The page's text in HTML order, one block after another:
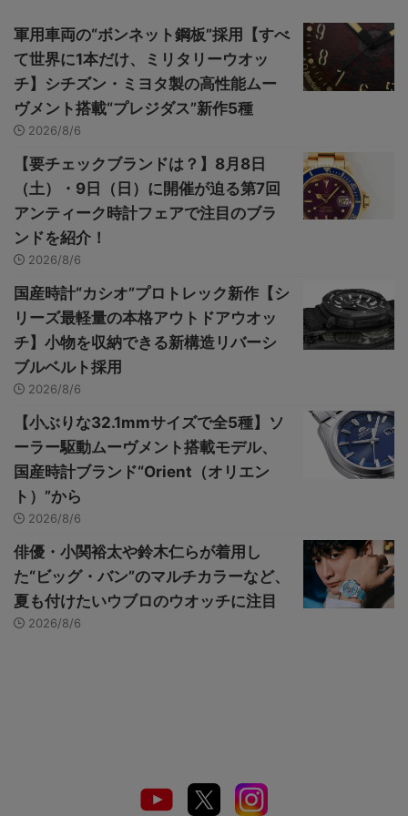
軍用車両の“ボンネット鋼板”採用【すべ
て世界に1本だけ、ミリタリーウオッ
チ】シチズン・ミヨタ製の高性能ムー
ヴメント搭載“プレジダス”新作5種
2026/8/6
【要チェックブランドは？】8月8日
（土）・9日（日）に開催が迫る第7回
アンティーク時計フェアで注目のブラ
ンドを紹介！
2026/8/6
国産時計“カシオ”プロトレック新作【シ
リーズ最軽量の本格アウトドアウオッ
チ】小物を収納できる新構造リバーシ
ブルベルト採用
2026/8/6
【小ぶりな32.1mmサイズで全5種】ソ
ーラー駆動ムーヴメント搭載モデル、
国産時計ブランド“Orient（オリエン
ト）”から
2026/8/6
俳優・小関裕太や鈴木仁らが着用し
た“ビッグ・バン”のマルチカラーなど、
夏も付けたいウブロのウオッチに注目
2026/8/6